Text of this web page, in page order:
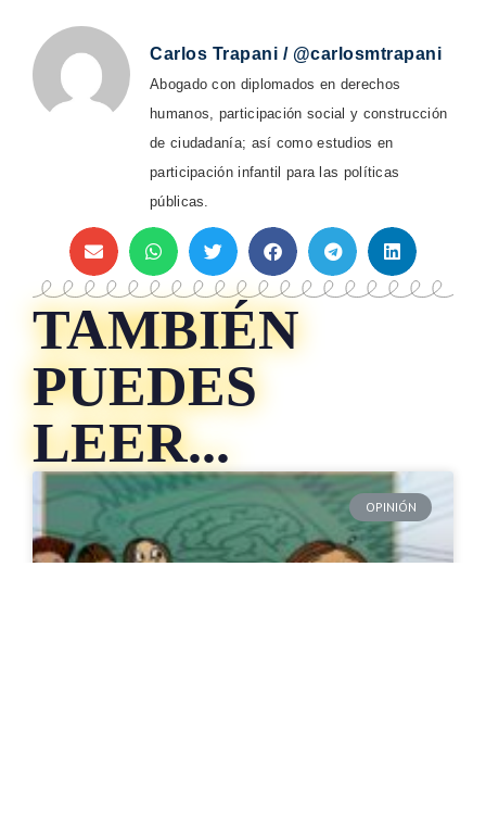
Carlos Trapani / @carlosmtrapani
Abogado con diplomados en derechos
humanos, participación social y construcción
de ciudadanía; así como estudios en
participación infantil para las políticas
públicas.
TAMBIÉN
PUEDES
LEER...
OPINIÓN